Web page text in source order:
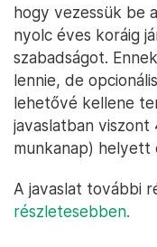
hogy vezessük be
nyolc éves koráig
szabadságot.
lennie, de
lehetővé kellene
javaslatban
munkanap) helyett
A javaslat további
részletesebben.